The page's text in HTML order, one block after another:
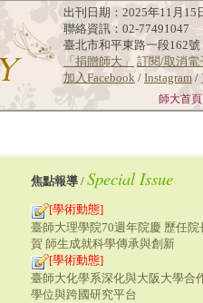
出刊日期：2025年11月15
聯絡資訊：02-77491047
臺北市和平東路一段162號
「捐贈師大」
訂閱/取消電
加入Facebook / Instagram /
師大首頁
焦點報導 / Special Issue
[學術動態]
臺師大理學院70週年院慶 歷任
賀 師生成就科學傳承與創新
[學術動態]
臺師大化學系深化與大阪大學合
學位與跨國研究平台